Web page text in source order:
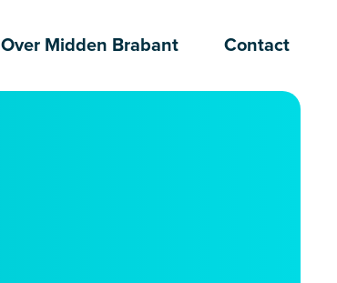
Over Midden Brabant Contact